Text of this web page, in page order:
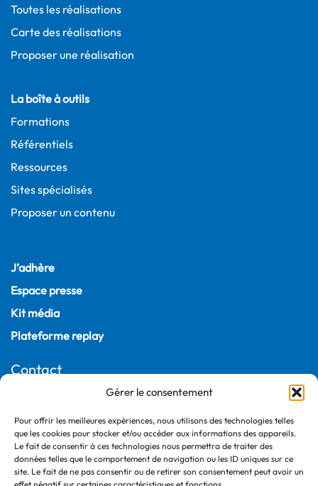
Gérer le consentement
Pour offrir les meilleures expériences, nous utilisons des technologies telles
que les cookies pour stocker et/ou accéder aux informations des appareils.
Le fait de consentir à ces technologies nous permettra de traiter des
données telles que le comportement de navigation ou les ID uniques sur ce
site. Le fait de ne pas consentir ou de retirer son consentement peut avoir un
Toutes les réalisations
Carte des réalisations
Proposer une réalisation
La boîte à outils
Formations
Référentiels
Ressources
Sites spécialisés
Proposer un contenu
J’adhère
Espace presse
Kit média
Plateforme replay
Contact
75009 Paris – France
+33 (0)1 55 04 05 03